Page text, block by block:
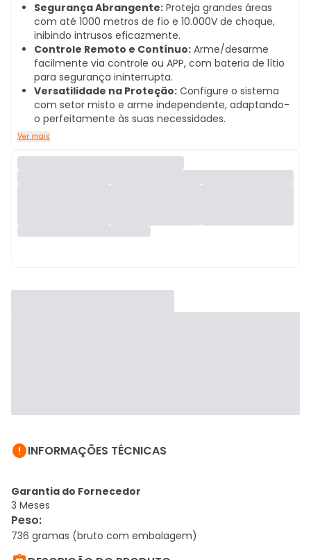
Segurança Abrangente: Proteja grandes áreas
com até 1000 metros de fio e 10.000V de choque,
inibindo intrusos eficazmente.
Controle Remoto e Contínuo: Arme/desarme
facilmente via controle ou APP, com bateria de lítio
para segurança ininterrupta.
Versatilidade na Proteção: Configure o sistema
com setor misto e arme independente, adaptando-
o perfeitamente às suas necessidades.
Ver mais
INFORMAÇÕES TÉCNICAS
Garantia do Fornecedor
3 Meses
Peso:
736 gramas (bruto com embalagem)